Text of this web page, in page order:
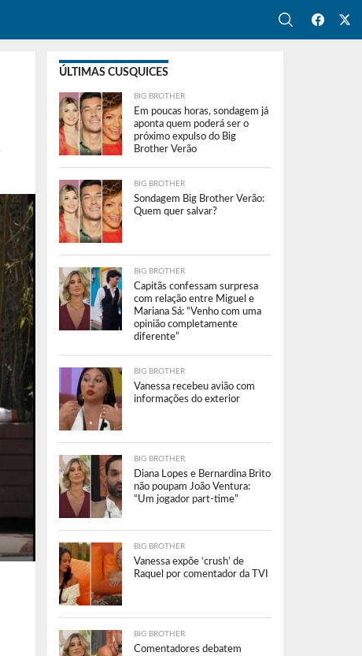
ÚLTIMAS CUSQUICES
BIG BROTHER
Em poucas horas, sondagem já
aponta quem poderá ser o
próximo expulso do Big
Brother Verão
BIG BROTHER
Sondagem Big Brother Verão:
Quem quer salvar?
BIG BROTHER
Capitãs confessam surpresa
com relação entre Miguel e
Mariana Sá: “Venho com uma
opinião completamente
diferente”
BIG BROTHER
Vanessa recebeu avião com
informações do exterior
BIG BROTHER
Diana Lopes e Bernardina Brito
não poupam João Ventura:
“Um jogador part-time”
BIG BROTHER
Vanessa expõe ‘crush’ de
Raquel por comentador da TVI
BIG BROTHER
Comentadores debatem